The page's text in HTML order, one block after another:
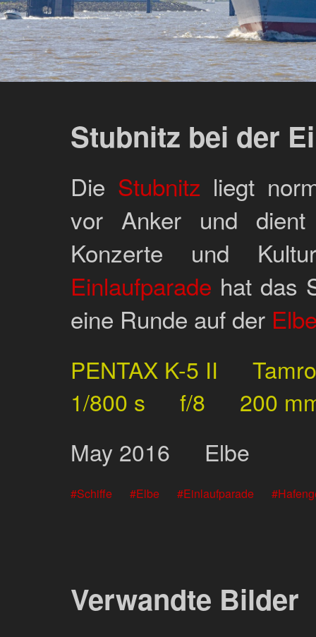
Stubnitz bei der
Die Stubnitz liegt
vor Anker und dient
Konzerte und
Einlaufparade hat das
eine Runde auf der
PENTAX K-5 II
1/800 s
f/8
200
May 2016 Elbe
Schiffe Elbe Einlaufparade
Verwandte Bilder